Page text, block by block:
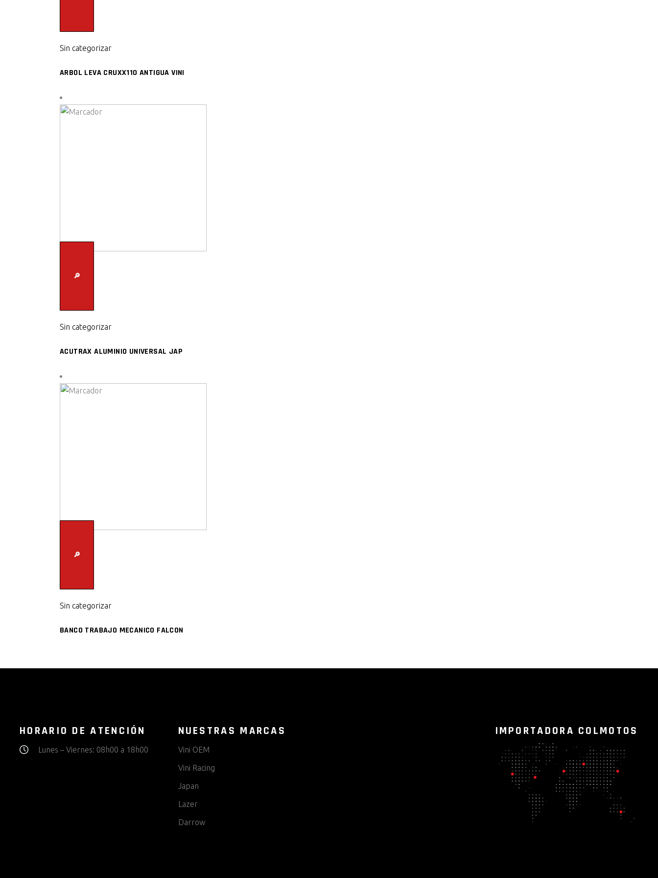
Sin categorizar
ARBOL LEVA CRUXX110 ANTIGUA VINI
🔎
Sin categorizar
ACUTRAX ALUMINIO UNIVERSAL JAP
🔎
Sin categorizar
BANCO TRABAJO MECANICO FALCON
HORARIO DE ATENCIÓN
Lunes – Viernes: 08h00 a 18h00
NUESTRAS MARCAS
Vini OEM
Vini Racing
Japan
Lazer
Darrow
IMPORTADORA COLMOTOS